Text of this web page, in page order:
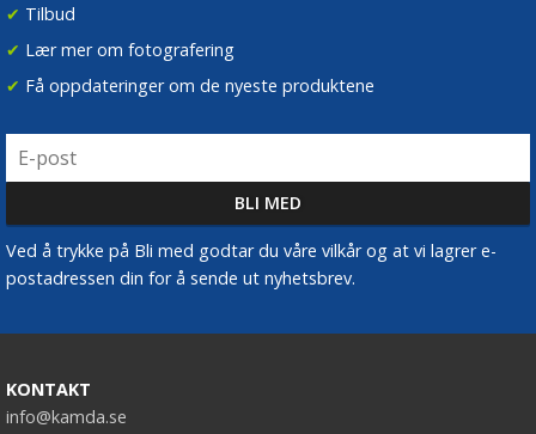
✔ Tilbud
✔ Lær mer om fotografering
✔ Få oppdateringer om de nyeste produktene
Ved å trykke på Bli med godtar du våre vilkår og at vi lagrer e-
postadressen din for å sende ut nyhetsbrev.
KONTAKT
info@kamda.se